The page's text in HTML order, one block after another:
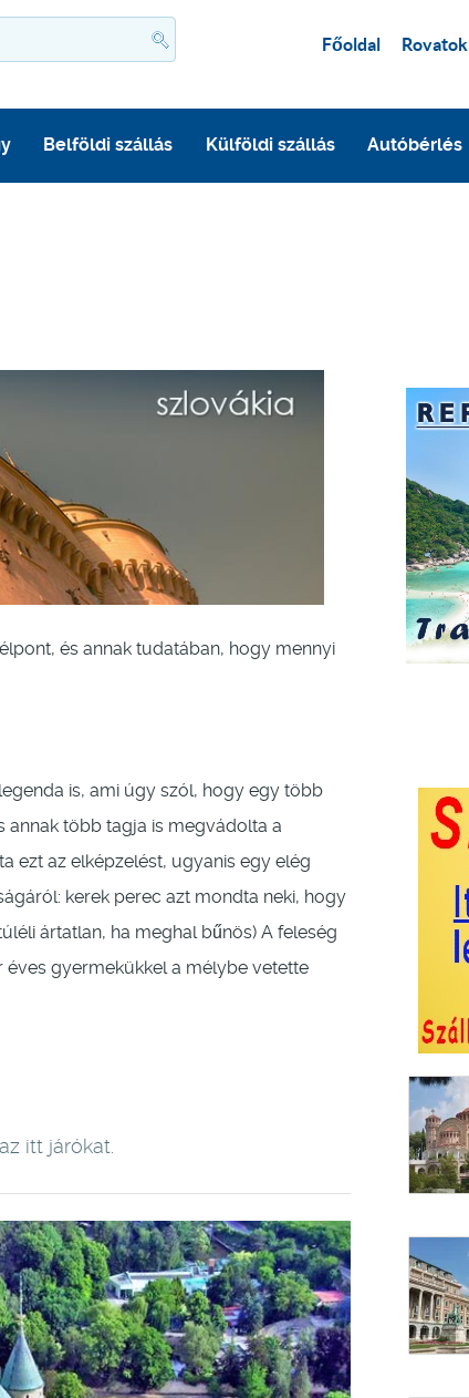
Főoldal Rovatok
Belföldi szállás Külföldi szállás Autóbérlés
és annak tudatában, hogy mennyi
is, ami úgy szól, hogy egy több
annak több tagja is megvádolta a
ezt az elképzelést, ugyanis egy elég
kerek perec azt mondta neki, hogy
ártatlan, ha meghal bűnös) A feleség
éves gyermekükkel a mélybe vetette
itt járókat.